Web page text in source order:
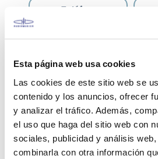
Esta página web usa cookies
Las cookies de este sitio web se
contenido y los anuncios, ofrecer
y analizar el tráfico. Además,
el uso que haga del sitio web con
sociales, publicidad y análisis
combinarla con otra información
Teléfono
CARACTERÍSTICAS
Descripción